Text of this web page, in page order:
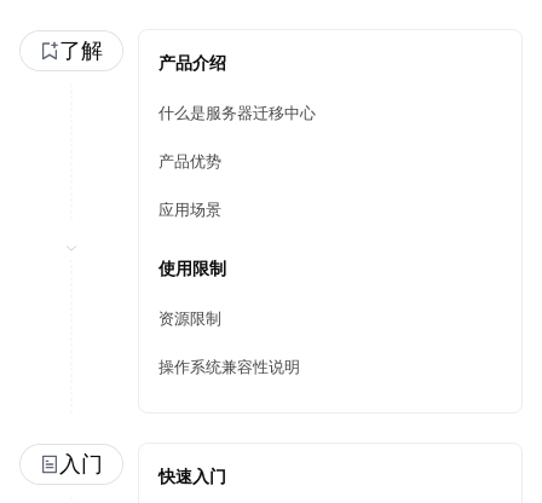
了解 产品介绍
什么是服务器迁移中心
产品优势
应用场景
使用限制
资源限制
操作系统兼容性说明
入门 快速入门